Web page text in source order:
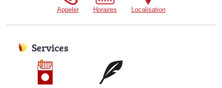
Appeler Horaires Localisation
Services